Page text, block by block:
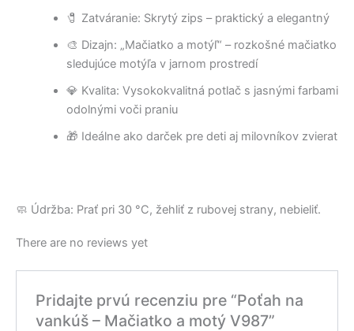
🧷 Zatváranie: Skrytý zips – praktický a elegantný
🎨 Dizajn: „Mačiatko a motýľ“ – rozkošné mačiatko
sledujúce motýľa v jarnom prostredí
💎 Kvalita: Vysokokvalitná potlač s jasnými farbami
odolnými voči praniu
🎁 Ideálne ako darček pre deti aj milovníkov zvierat
🧼 Údržba: Prať pri 30 °C, žehliť z rubovej strany, nebieliť.
There are no reviews yet
Pridajte prvú recenziu pre “Poťah na
vankúš – Mačiatko a motý V987”